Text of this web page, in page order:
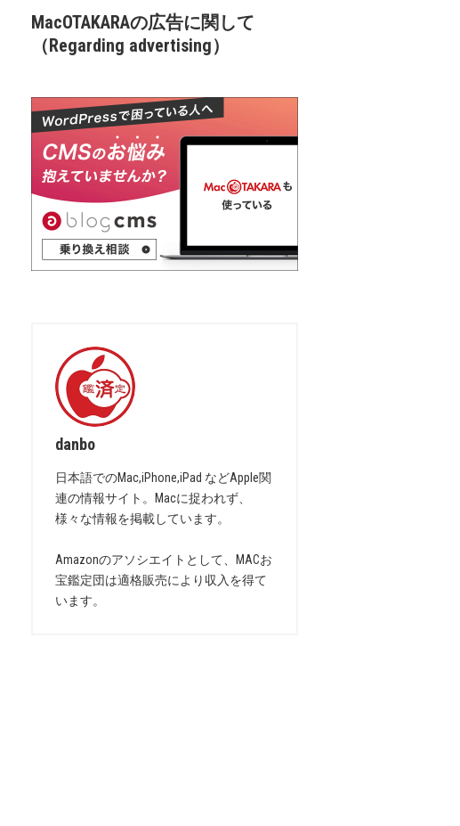
MacOTAKARAの広告に関して
（Regarding advertising）
danbo
日本語でのMac,iPhone,iPad などApple関
連の情報サイト。Macに捉われず、
様々な情報を掲載しています。
Amazonのアソシエイトとして、MACお
宝鑑定団は適格販売により収入を得て
います。